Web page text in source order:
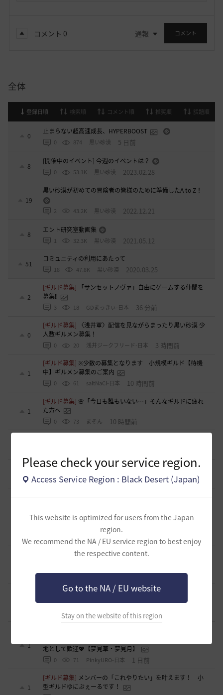
Please check your service region.
Access Service Region : Black Desert (Japan)
This website is optimized for users from the Japan
region.
We recommend the NA / EU service region to best enjoy
the respective content.
Go to the NA / EU website
Stay on the website of this region
コメント 0 通報 コメント
全体
登録日順 検索順 コメント順 推奨順 話題順
0
止まらない超高速成長、HYPERBOOST
0 874 黒い砂漠 5 日前
8
[開催中のイベント] 今週のイベントは？
0 53.1K 黒い砂漠 2023.02.28
19
黒い砂漠が初めての冒険者の皆様のために準備したA to Z！
2 43.2K 黒い砂漠 2022.12.21
8
エント研究室動画集
1 32.3K 黒い砂漠 2021.05.12
51
コミュニティの利用にあたって
18 47.8K 黒い砂漠 2020.03.25
2
[ギルド募集]
「サンセットノヴァ」自由にゲームする仲間を
募集‼️
3 18 GDまっきぃ-日本 36 分前
0
[ギルド募集]
〈浅井軍〉配信を見ながらまったり黒い砂漠 少
人数ギルメン募集！
0 20 浅井ジークフリード-日本 3 時間前
1
[ギルド募集] ※少数の募集となります 小規模ギルド【待機
中】ギルメン募集のご案内
0 61 saltNaCl-日本 10 時間前
1
[ギルド募集] 🌸「今日も誰もいない…」そんなギルドに疲れ
た方へ
0 73 まそん 10 時間前
[ギルド募集]LevelUP メンバー募集
0 55 ドゥジュ-日本 12 時間前
[ギルド募集]Ermitageギルメン募集！！
取引所の購入の仕方について
124 歩くマシュマロ-日本 14 時間前
[ギルド募集]新設ギルド 「Shmurda」立ち上げメンバー募
0 73 いなドン 15 時間前
[ギルド募集]~各PTｺﾝﾃﾝﾂも楽しむ~【あせろらじゅーす】ｷﾞﾙ
ﾒﾝ募集(ﾟ∀ﾟ)ノ
63 アセロラオニオン-日本 19 時間前
1
地として歓迎💖【夢見草・夢見月】
0 71 PinkyURO-日本 1 日前
1
[ギルド募集] メンバーの「これやりたい」を叶えます！ 小
型ギルドゆにぶぇーるです！